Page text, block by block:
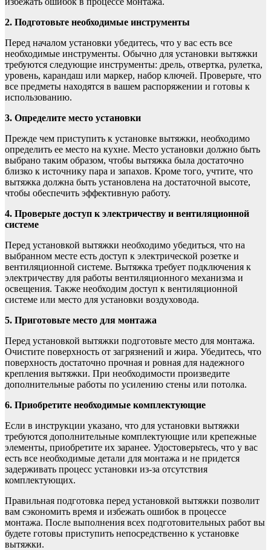
2. Подготовьте необходимые инструменты
Перед началом установки убедитесь, что у вас есть все
необходимые инструменты. Обычно для установки вытяжки
требуются следующие инструменты: дрель, отвертка, рулетка,
уровень, карандаш или маркер, набор ключей. Проверьте, что
все предметы находятся в вашем распоряжении и готовы к
использованию.
3. Определите место установки
Прежде чем приступить к установке вытяжки, необходимо
определить ее место на кухне. Место установки должно быть
выбрано таким образом, чтобы вытяжка была достаточно
близко к источнику пара и запахов. Кроме того, учтите, что
вытяжка должна быть установлена на достаточной высоте,
чтобы обеспечить эффективную работу.
4. Проверьте доступ к электричеству и вентиляционной
системе
Перед установкой вытяжки необходимо убедиться, что на
выбранном месте есть доступ к электрической розетке и
вентиляционной системе. Вытяжка требует подключения к
электричеству для работы вентиляционного механизма и
освещения. Также необходим доступ к вентиляционной
системе или место для установки воздуховода.
5. Приготовьте место для монтажа
Перед установкой вытяжки подготовьте место для монтажа.
Очистите поверхность от загрязнений и жира. Убедитесь, что
поверхность достаточно прочная и ровная для надежного
крепления вытяжки. При необходимости произведите
дополнительные работы по усилению стены или потолка.
6. Приобретите необходимые комплектующие
Если в инструкции указано, что для установки вытяжки
требуются дополнительные комплектующие или крепежные
элементы, приобретите их заранее. Удостоверьтесь, что у вас
есть все необходимые детали для монтажа и не придется
задерживать процесс установки из-за отсутствия
комплектующих.
Правильная подготовка перед установкой вытяжки позволит
вам сэкономить время и избежать ошибок в процессе
монтажа. После выполнения всех подготовительных работ вы
будете готовы приступить непосредственно к установке
вытяжки.